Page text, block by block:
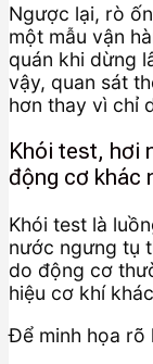
Ngược lại, rò
một mẫu vận
quán khi dừng
vậy, quan sát
hơn thay vì chỉ
Khói test, hơi
động cơ khác
Khói test là
nước ngưng tụ
do động cơ
hiệu cơ khí
Để minh họa rõ